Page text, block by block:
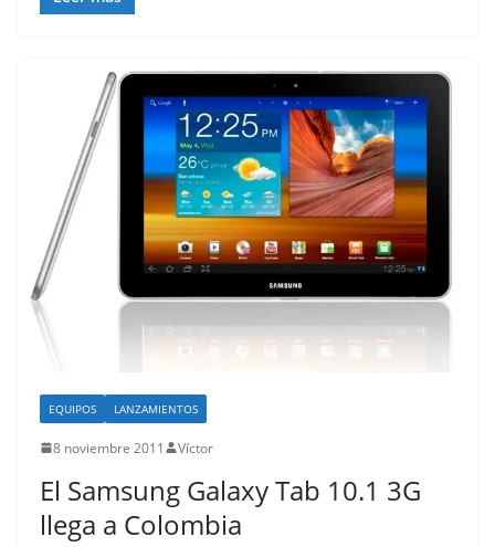
EQUIPOS LANZAMIENTOS
8 noviembre 2011 Víctor
El Samsung Galaxy Tab 10.1 3G
llega a Colombia